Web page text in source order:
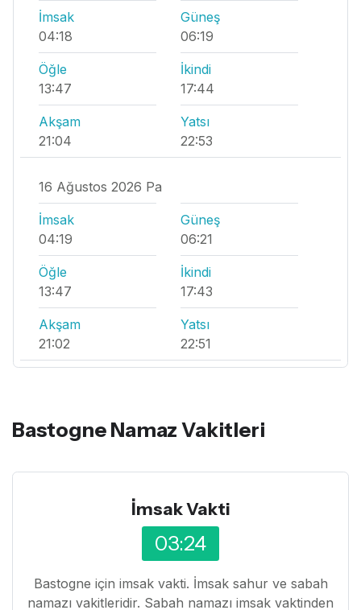
İmsak
04:18
Güneş
06:19
Öğle
13:47
İkindi
17:44
Akşam
21:04
Yatsı
22:53
16 Ağustos 2026 Pa
İmsak
04:19
Güneş
06:21
Öğle
13:47
İkindi
17:43
Akşam
21:02
Yatsı
22:51
Bastogne Namaz Vakitleri
İmsak Vakti
03:24
Bastogne için imsak vakti. İmsak sahur ve sabah
namazı vakitleridir. Sabah namazı imsak vaktinden